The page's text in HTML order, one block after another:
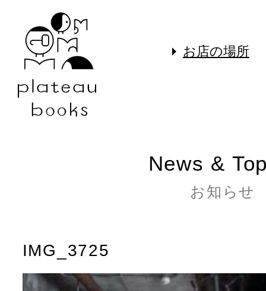
お店の場所
News &
お知らせ
IMG_3725